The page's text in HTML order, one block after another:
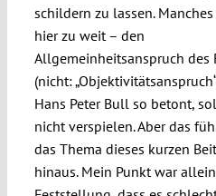
schildern zu lassen.
hier zu weit – den
Allgemeinheitsanspruch des
(nicht:
Hans Peter Bull so betont,
nicht verspielen. Aber das
das Thema dieses kurzen
hinaus. Mein Punkt war